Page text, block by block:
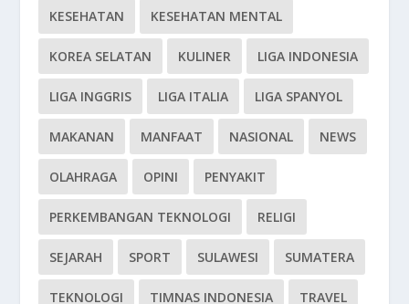
KESEHATAN KESEHATAN MENTAL
KOREA SELATAN KULINER LIGA INDONESIA
LIGA INGGRIS LIGA ITALIA LIGA SPANYOL
MAKANAN MANFAAT NASIONAL NEWS
OLAHRAGA OPINI PENYAKIT
PERKEMBANGAN TEKNOLOGI RELIGI
SEJARAH SPORT SULAWESI SUMATERA
TEKNOLOGI TIMNAS INDONESIA TRAVEL